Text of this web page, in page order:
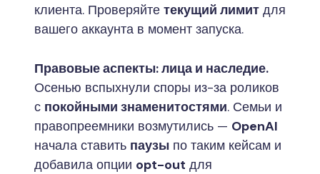
клиента. Проверяйте текущий лимит для
вашего аккаунта в момент запуска.
Правовые аспекты: лица и наследие.
Осенью вспыхнули споры из-за роликов
с покойными знаменитостями. Семьи и
правопреемники возмутились — OpenAI
начала ставить паузы по таким кейсам и
добавила опции opt-out для